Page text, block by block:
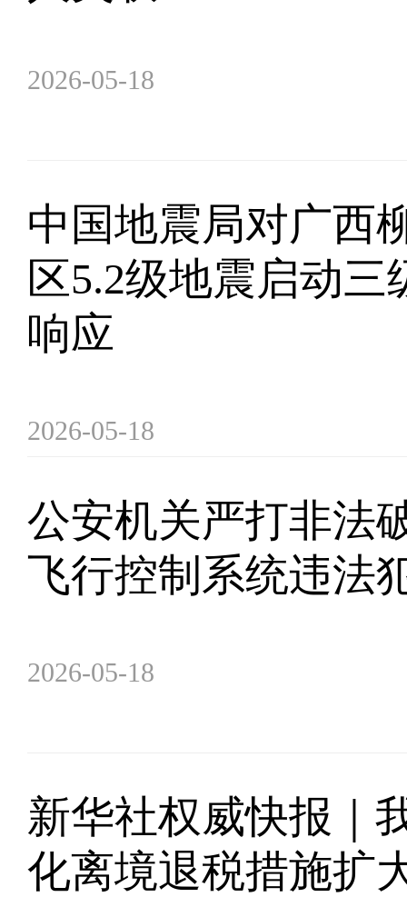
2026-05-18
中国地震局对广西
区5.2级地震启动三
响应
2026-05-18
公安机关严打非法
飞行控制系统违法
2026-05-18
新华社权威快报｜
化离境退税措施扩